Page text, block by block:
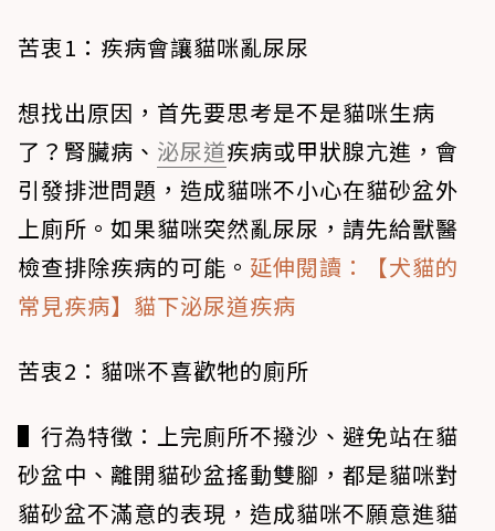
苦衷1：疾病會讓貓咪亂尿尿
想找出原因，首先要思考是不是貓咪生病
了？腎臟病、 泌尿道疾病或甲狀腺亢進，會
引發排泄問題，造成貓咪不小心在貓砂盆外
上廁所。如果貓咪突然亂尿尿，請先給獸醫
檢查排除疾病的可能。 延伸閱讀：【犬貓的
常見疾病】貓下泌尿道疾病
苦衷2：貓咪不喜歡牠的廁所
▌行為特徵 ：上完廁所不撥沙、避免站在貓
砂盆中、離開貓砂盆搖動雙腳，都是貓咪對
貓砂盆不滿意的表現，造成貓咪不願意進貓